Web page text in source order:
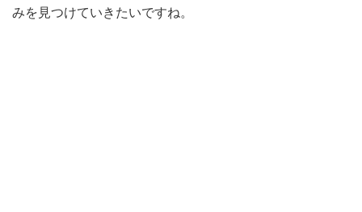
みを見つけていきたいですね。